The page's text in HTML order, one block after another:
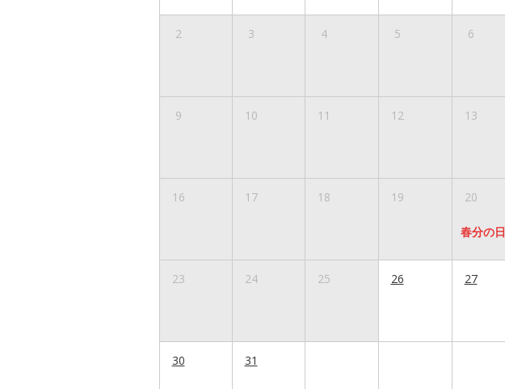
2 3 4 5 6
9 10 11 12 13
16 17 18 19 20
春分の日
23 24 25 26 27
30 31